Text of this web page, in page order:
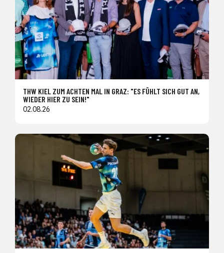
THW KIEL ZUM ACHTEN MAL IN GRAZ: "ES FÜHLT SICH GUT AN,
WIEDER HIER ZU SEIN!"
02.08.26